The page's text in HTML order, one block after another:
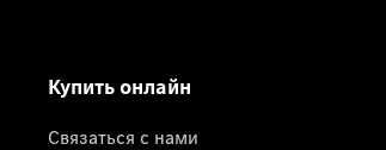
Купить онлайн
Связаться с нами